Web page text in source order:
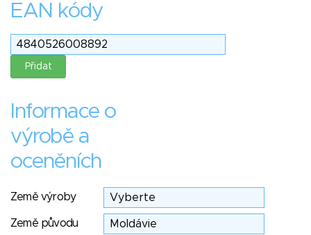
EAN kódy
Informace o
výrobě a
oceněních
Země výroby
Země původu